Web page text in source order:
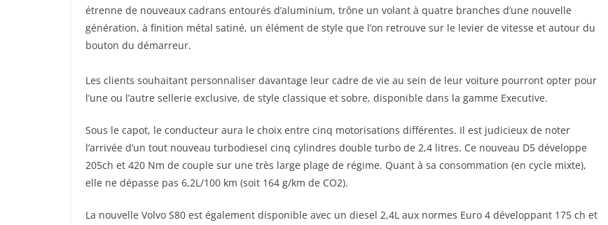
étrenne de nouveaux cadrans entourés d’aluminium, trône un volant à quatre branches d’une nouvelle
génération, à finition métal satiné, un élément de style que l’on retrouve sur le levier de vitesse et autour du
bouton du démarreur.
Les clients souhaitant personnaliser davantage leur cadre de vie au sein de leur voiture pourront opter pour
l’une ou l’autre sellerie exclusive, de style classique et sobre, disponible dans la gamme Executive.
Sous le capot, le conducteur aura le choix entre cinq motorisations différentes. Il est judicieux de noter
l’arrivée d’un tout nouveau turbodiesel cinq cylindres double turbo de 2,4 litres. Ce nouveau D5 développe
205ch et 420 Nm de couple sur une très large plage de régime. Quant à sa consommation (en cycle mixte),
elle ne dépasse pas 6,2L/100 km (soit 164 g/km de CO2).
La nouvelle Volvo S80 est également disponible avec un diesel 2,4L aux normes Euro 4 développant 175 ch et